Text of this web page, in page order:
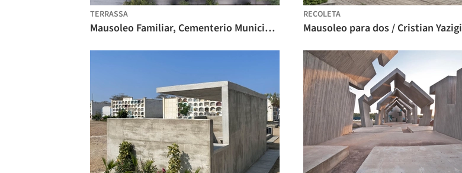
TERRASSA
Mausoleo Familiar, Cementerio Municipal / Fransmas architects
RECOLETA
Mausoleo para dos / Cristian Yazigi